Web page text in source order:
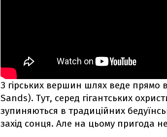
З гірських вершин шлях веде прямо в
Sands). Тут, серед гігантських
зупиняються в традиційних
захід сонця. Але на цьому пригода не